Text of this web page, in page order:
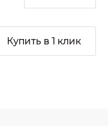
Купить в 1 клик